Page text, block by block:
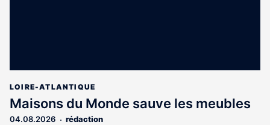
LOIRE-ATLANTIQUE
Maisons du Monde sauve les meubles
04.08.2026 rédaction